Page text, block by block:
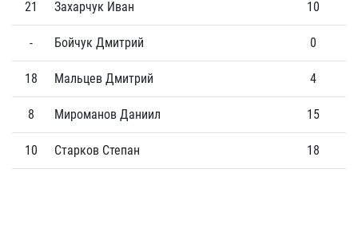
21 Захарчук Иван 10
- Бойчук Дмитрий 0
18 Мальцев Дмитрий 4
8 Мироманов Даниил 15
10 Старков Степан 18